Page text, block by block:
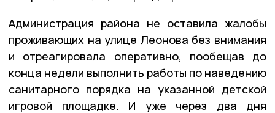
Администрация района не оставила жалобы
проживающих на улице Леонова без внимания
и отреагировала оперативно, пообещав до
конца недели выполнить работы по наведению
санитарного порядка на указанной детской
игровой площадке. И уже через два дня